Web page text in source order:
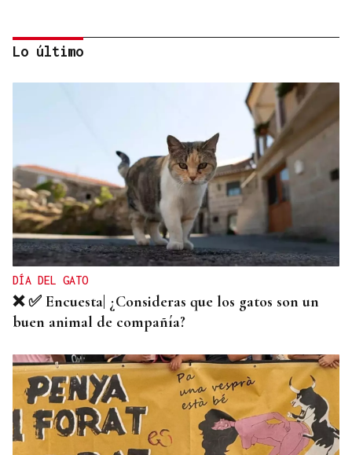
ORÁCULO DAS BURGAS
Horóscopo del día: jueves, 6 de agosto
Lo último
DÍA DEL GATO
❌ ✅ Encuesta| ¿Consideras que los gatos son un
buen animal de compañía?